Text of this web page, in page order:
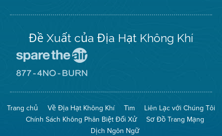
Đề Xuất của Địa Hạt Không Khí
The
(Bảo
Toàn
Không
Khí)
Mạng
No
Burn
(Không
Đốt)
Trang chủ Về Địa Hạt Không Khí Tìm
Liên Lạc với Chúng Tôi
Chính Sách Không Phân Biệt Đối Xử
Sơ Đồ Trang Mạng
Dịch Ngôn Ngữ